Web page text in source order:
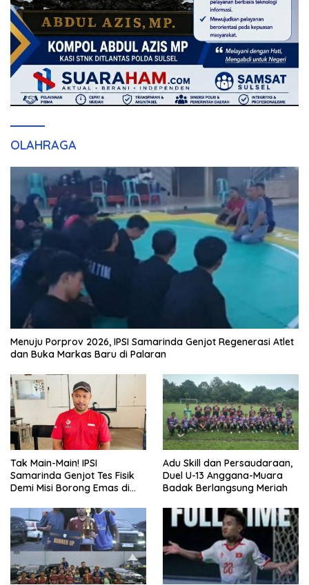
OLAHRAGA
Menuju Porprov 2026, IPSI Samarinda Genjot Regenerasi Atlet
dan Buka Markas Baru di Palaran
Tak Main-Main! IPSI
Samarinda Genjot Tes Fisik
Demi Misi Borong Emas di
Adu Skill dan Persaudaraan,
Duel U-13 Anggana-Muara
Badak Berlangsung Meriah